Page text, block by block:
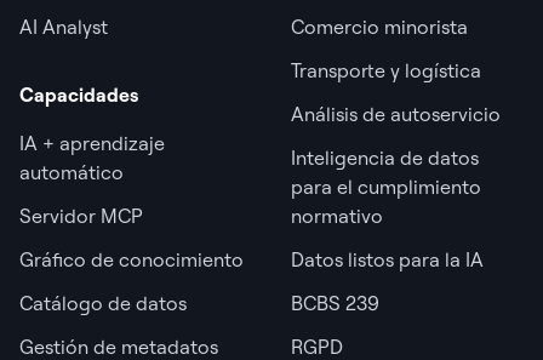
AI Analyst
Capacidades
IA + aprendizaje
automático
Servidor MCP
Gráfico de conocimiento
Catálogo de datos
Gestión de metadatos
Comercio minorista
Transporte y logística
Análisis de autoservicio
Inteligencia de datos
para el cumplimiento
normativo
Datos listos para la IA
BCBS 239
RGPD